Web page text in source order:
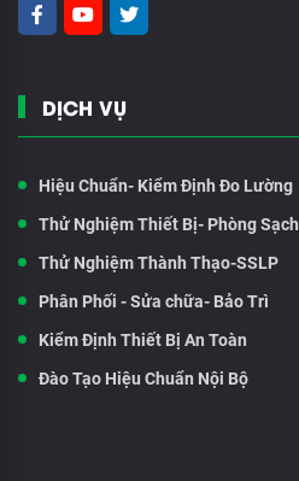
DỊCH VỤ
Hiệu Chuẩn- Kiểm Định Đo Lường
Thử Nghiệm Thiết Bị- Phòng Sạch
Thử Nghiệm Thành Thạo-SSLP
Phân Phối - Sửa chữa- Bảo Trì
Kiểm Định Thiết Bị An Toàn
Đào Tạo Hiệu Chuẩn Nội Bộ